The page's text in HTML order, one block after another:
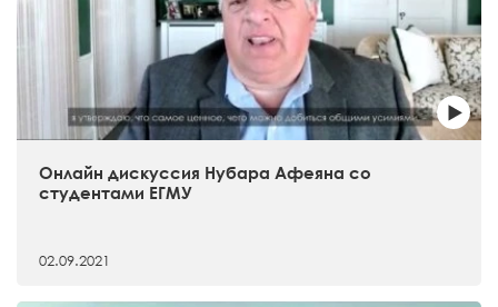
Онлайн дискуссия Нубара Афеяна со
студентами ЕГМУ
02.09.2021